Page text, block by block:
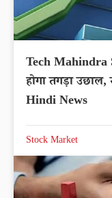
Tech Mahindra
होगा तगड़ा उछाल,
Hindi News
Stock Market